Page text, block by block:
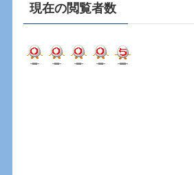
現在の閲覧者数